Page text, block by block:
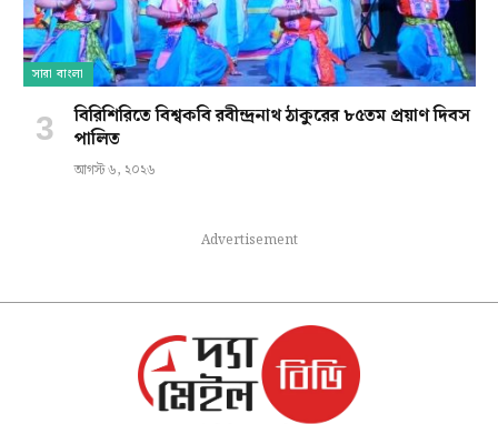
সারা বাংলা
বিরিশিরিতে বিশ্বকবি রবীন্দ্রনাথ ঠাকুরের ৮৫তম প্রয়াণ দিবস
পালিত
আগস্ট ৬, ২০২৬
Advertisement